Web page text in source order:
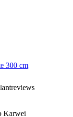
300 cm
Karwei